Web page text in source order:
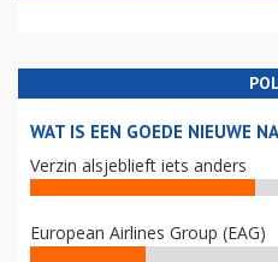
WAT IS EEN GOEDE NIEUWE
Verzin alsjeblieft iets anders
European Airlines Group (EAG)